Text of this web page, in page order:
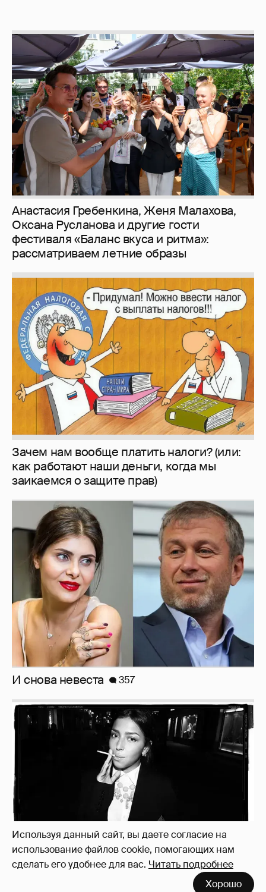
Используя данный сайт, вы даете согласие на
использование файлов cookie, помогающих нам
сделать его удобнее для вас. Читать подробнее
Хорошо
Анастасия Гребенкина, Женя Малахова,
Оксана Русланова и другие гости
фестиваля «Баланс вкуса и ритма»:
рассматриваем летние образы
Зачем нам вообще платить налоги? (или:
как работают наши деньги, когда мы
заикаемся о защите прав)
И снова невеста 357